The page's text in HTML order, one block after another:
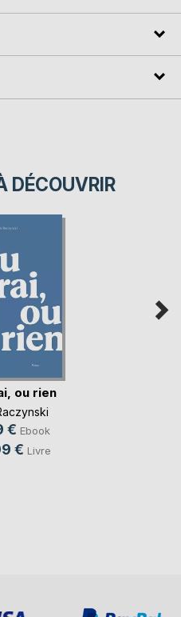
DÉCOUVRIR
ou rien
€ Ebook
€ Livre